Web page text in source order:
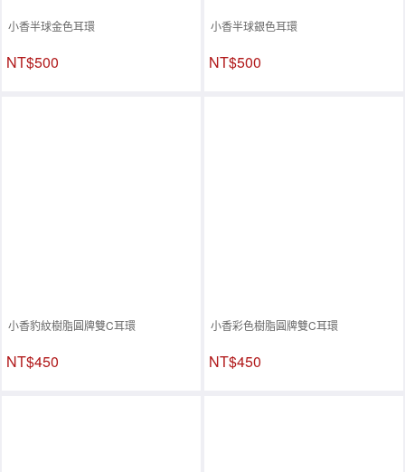
小香半球金色耳環
NT$500
小香半球銀色耳環
NT$500
小香豹紋樹脂圓牌雙C耳環
NT$450
小香彩色樹脂圓牌雙C耳環
NT$450